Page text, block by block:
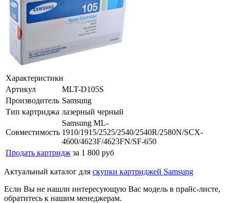
Характеристики
Артикул
MLT-D105S
Производитель Samsung
Тип картриджа лазерный черный
Совместимость
Samsung ML-
1910/1915/2525/2540/2540R/2580N/SCX-
4600/4623F/4623FN/SF-650
Продать картридж за 1 800 руб
Актуальный каталог для скупки картриджей Samsung
Если Вы не нашли интересующую Вас модель в прайс-листе,
обратитесь к нашим менеджерам.